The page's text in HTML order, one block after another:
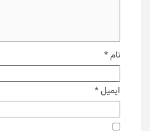
نام*
ایمیل*